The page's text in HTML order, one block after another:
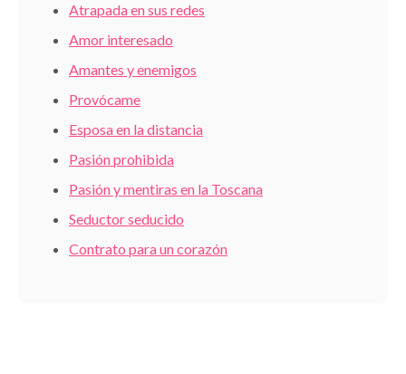
Atrapada en sus redes
Amor interesado
Amantes y enemigos
Provócame
Esposa en la distancia
Pasión prohibida
Pasión y mentiras en la Toscana
Seductor seducido
Contrato para un corazón